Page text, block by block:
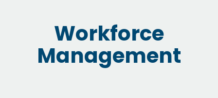
Workforce
Management